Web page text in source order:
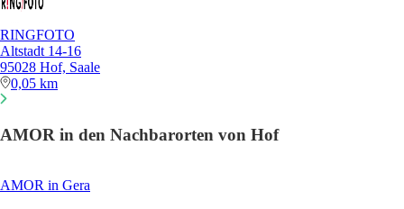
RINGFOTO
Altstadt 14-16
95028 Hof, Saale
0,05 km
AMOR in den Nachbarorten von Hof
AMOR in Gera